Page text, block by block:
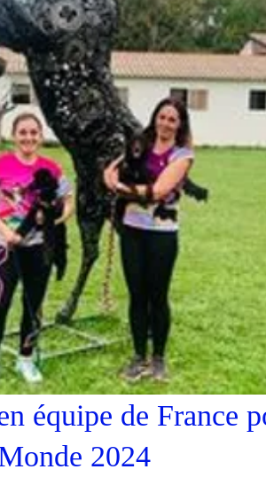
équipe de France
2024